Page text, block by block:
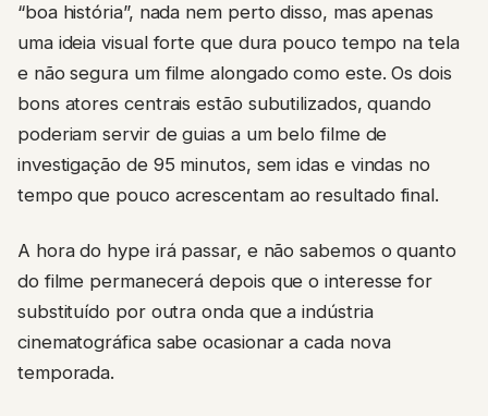
“boa história”, nada nem perto disso, mas apenas
uma ideia visual forte que dura pouco tempo na tela
e não segura um filme alongado como este. Os dois
bons atores centrais estão subutilizados, quando
poderiam servir de guias a um belo filme de
investigação de 95 minutos, sem idas e vindas no
tempo que pouco acrescentam ao resultado final.
A hora do hype irá passar, e não sabemos o quanto
do filme permanecerá depois que o interesse for
substituído por outra onda que a indústria
cinematográfica sabe ocasionar a cada nova
temporada.